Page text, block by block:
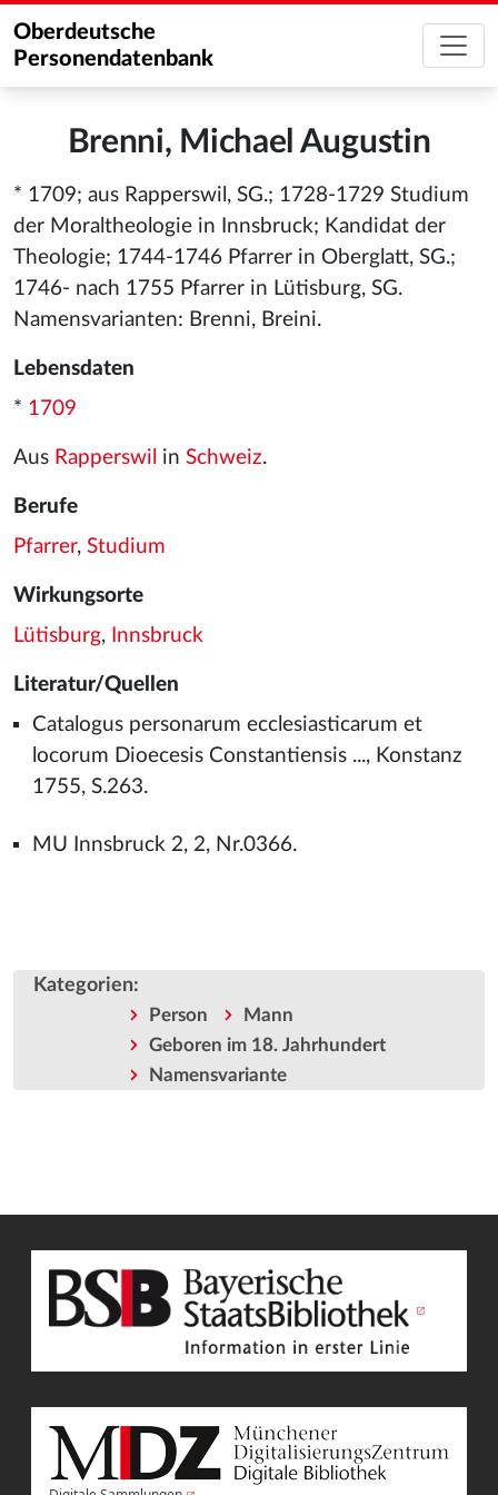
Oberdeutsche
Personendatenbank
Brenni, Michael Augustin
* 1709; aus Rapperswil, SG.; 1728-1729 Studium
der Moraltheologie in Innsbruck; Kandidat der
Theologie; 1744-1746 Pfarrer in Oberglatt, SG.;
1746- nach 1755 Pfarrer in Lütisburg, SG.
Namensvarianten: Brenni, Breini.
Lebensdaten
* 1709
Aus Rapperswil in Schweiz.
Berufe
Pfarrer, Studium
Wirkungsorte
Lütisburg, Innsbruck
Literatur/Quellen
Catalogus personarum ecclesiasticarum et
locorum Dioecesis Constantiensis ..., Konstanz
1755, S.263.
MU Innsbruck 2, 2, Nr.0366.
Kategorien:
Person
Mann
Geboren im 18. Jahrhundert
Namensvariante